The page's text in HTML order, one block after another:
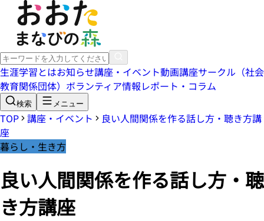
生涯学習とはお知らせ講座・イベント動画講座サークル（社会
教育関係団体） ボランティア情報レポート・コラム
検索 メニュー
TOP 講座・イベント
良い人間関係を作る話し方・聴き方講
座
暮らし・生き方
良い人間関係を作る話し方・聴
き方講座